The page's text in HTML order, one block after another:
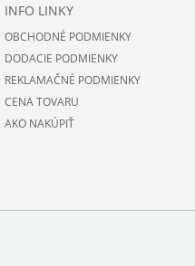
INFO LINKY
OBCHODNÉ PODMIENKY
DODACIE PODMIENKY
REKLAMAČNÉ PODMIENKY
CENA TOVARU
AKO NAKÚPIŤ